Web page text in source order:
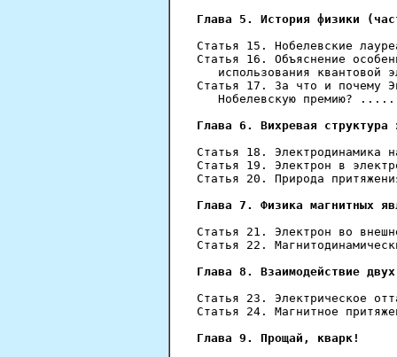
Глава 5. История физики
Статья 15. Нобелевские
Статья 16. Объяснение
использования квантовой
Статья 17. За что и почему
Нобелевскую премию?
Глава 6. Вихревая структура
Статья 18.
Статья 19. Электрон в
Статья 20. Природа
Глава 7. Физика магнитных
Статья 21. Электрон во
Статья 22.
Глава 8. Взаимодействие
Статья 23. Электрическое
Статья 24. Магнитное
Глава 9. Прощай, кварк!